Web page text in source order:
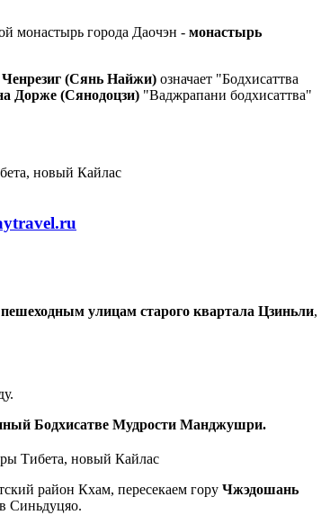
монастырь города Даочэн - монастырь
Ченрезиг (Сянь Найжи) означает "Бодхисаттва
Дорже (Сянодоцзи) "Ваджрапани бодхисаттва"
пешеходным улицам старого квартала Цзиньли,
Бодхисатве Мудрости Манджушри.
район Кхам, пересекаем гору Чжэдошань
Синьдуцяо.